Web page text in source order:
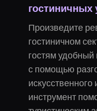
гостиничных
Произведите
гостиничном
гостям
с помощью
инструмент